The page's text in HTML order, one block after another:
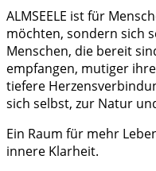
ALMSEELE ist für
möchten, sondern sich
Menschen, die bereit
empfangen, mutiger
tiefere
sich selbst, zur Natur
Ein Raum für mehr
innere Klarheit.